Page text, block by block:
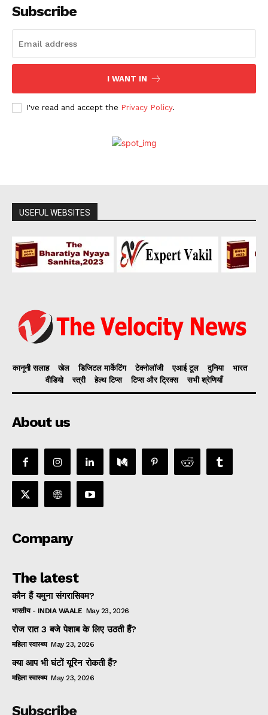
Subscribe
I WANT IN
I've read and accept the Privacy Policy.
USEFUL WEBSITES
कानूनी सलाह खेल डिजिटल मार्केटिंग टेक्नोलॉजी एआई टूल दुनिया
भारत
वीडियो
स्त्री हेल्थ टिप्स टिप्स और ट्रिक्स सभी श्रेणियाँ
About us
Company
The latest
कौन हैं यमुना संगरासिवम?
भारतीय - INDIA WAALE May 23, 2026
रोज रात 3 बजे पेशाब के लिए उठती हैं?
महिला स्वास्थ्य May 23, 2026
क्या आप भी घंटों यूरिन रोकती हैं?
महिला स्वास्थ्य May 23, 2026
Subscribe